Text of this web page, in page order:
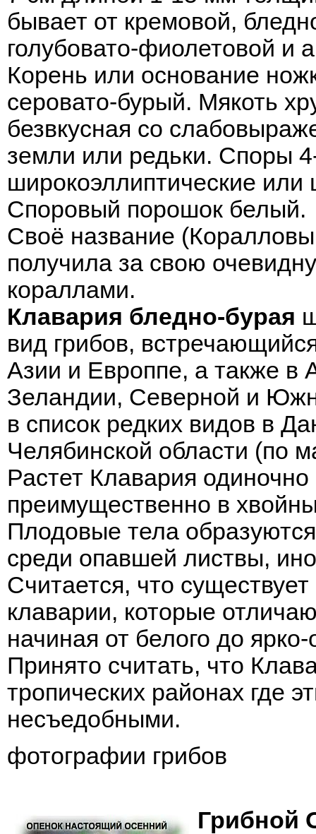
бывает от кремовой,
голубовато-фиолетовой и
Корень или основание
серовато-бурый. Мякоть
безвкусная со
земли или редьки. Споры
широкоэллиптические
Споровый порошок белый.
Своё название (
получила за свою
кораллами.
Клавария бледно-бурая
вид грибов,
Азии и Европпе, а также в
Зеландии, Северной и
в список редких видов в
Челябинской области (по
Растет Клавария
преимущественно в
Плодовые тела
среди опавшей листвы,
Считается, что
клаварии, которые
начиная от белого до
Принято считать, что
тропических районах где
несъедобными.
фотографии грибов
Грибной